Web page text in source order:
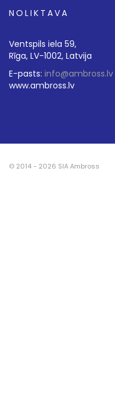
NOLIKTAVA
Ventspils iela 59,
Rīga, LV-1002, Latvija
E-pasts: info@ambross.lv
www.ambross.lv
© 2014 - 2026 SIA Ambross